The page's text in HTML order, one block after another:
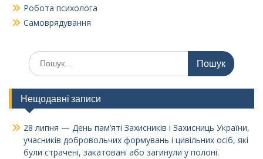
Робота психолога
Самоврядування
Шукати:
Нещодавні записи
28 липня — День пам’яті Захисників і Захисниць України,
учасників добровольчих формувань і цивільних осіб, які
були страчені, закатовані або загинули у полоні.